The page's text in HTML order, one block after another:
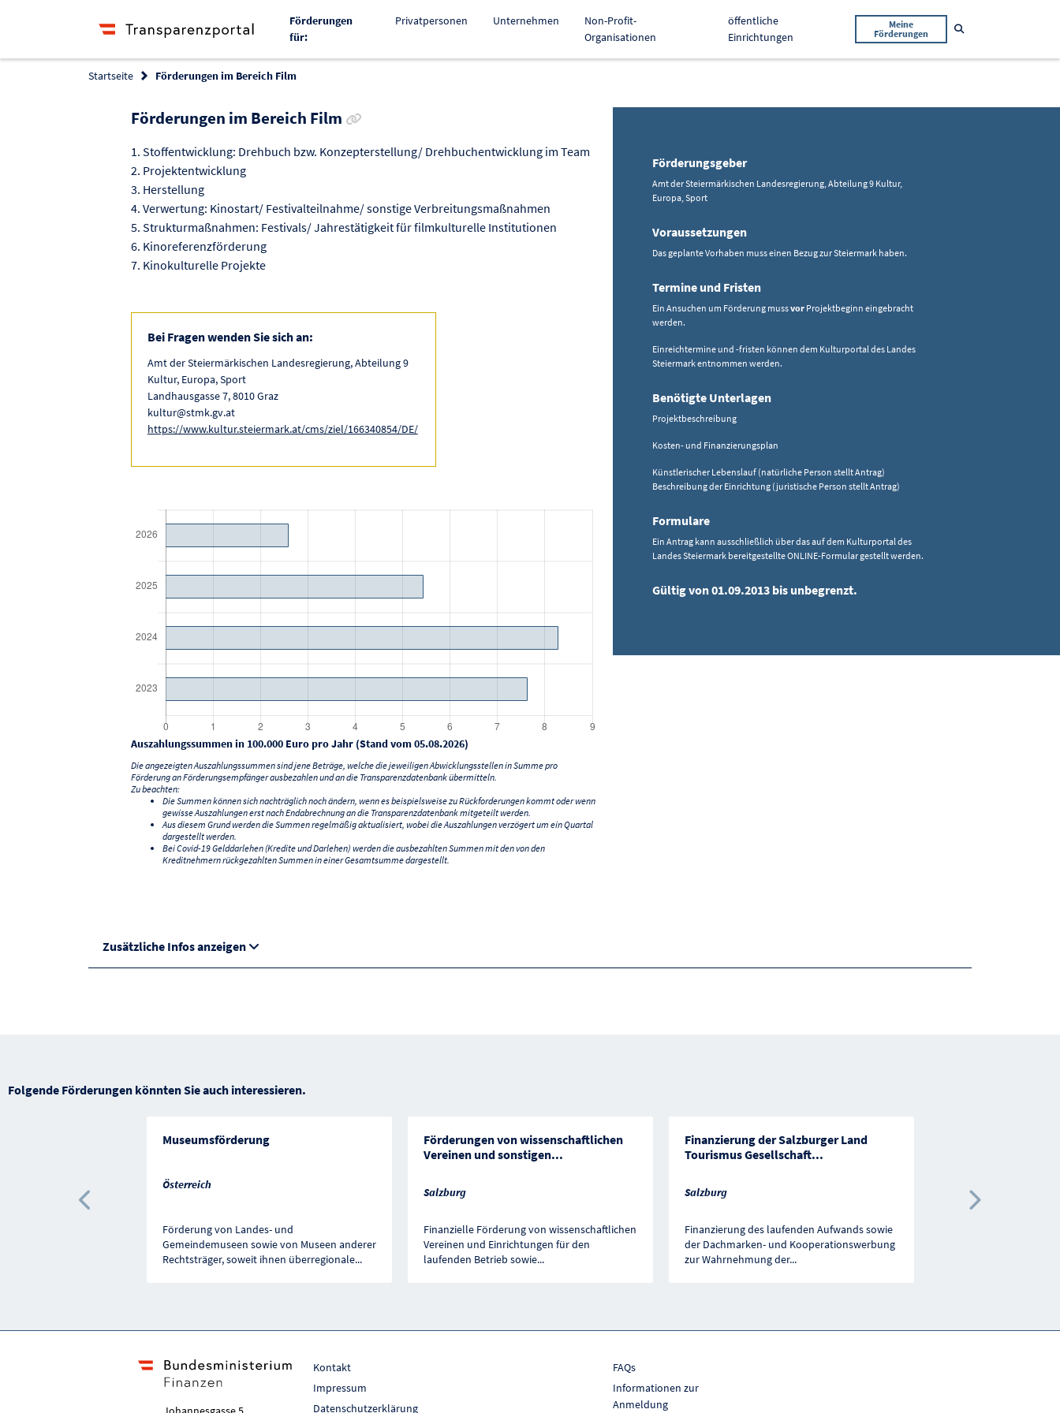
Förderungen
für:
Privatpersonen Unternehmen
Non-Profit-
Organisationen
öffentliche
Einrichtungen
Meine
Förderungen
Startseite Förderungen im Bereich Film
Förderungen im Bereich Film Link zur Förderung kopieren
1. Stoffentwicklung: Drehbuch bzw. Konzepterstellung/ Drehbuchentwicklung im Team
2. Projektentwicklung
3. Herstellung
4. Verwertung: Kinostart/ Festivalteilnahme/ sonstige Verbreitungsmaßnahmen
5. Strukturmaßnahmen: Festivals/ Jahrestätigkeit für filmkulturelle Institutionen
6. Kinoreferenzförderung
7. Kinokulturelle Projekte
Bei Fragen wenden Sie sich an:
Amt der Steiermärkischen Landesregierung, Abteilung 9
Kultur, Europa, Sport
Landhausgasse 7, 8010 Graz
kultur@stmk.gv.at
https://www.kultur.steiermark.at/cms/ziel/166340854/DE/
Auszahlungssummen in 100.000 Euro pro Jahr (Stand vom 05.08.2026)
Die angezeigten Auszahlungssummen sind jene Beträge, welche die jeweiligen Abwicklungsstellen in Summe pro
Förderung an Förderungsempfänger ausbezahlen und an die Transparenzdatenbank übermitteln.
Zu beachten:
Die Summen können sich nachträglich noch ändern, wenn es beispielsweise zu Rückforderungen kommt oder wenn
gewisse Auszahlungen erst nach Endabrechnung an die Transparenzdatenbank mitgeteilt werden.
Aus diesem Grund werden die Summen regelmäßig aktualisiert, wobei die Auszahlungen verzögert um ein Quartal
dargestellt werden.
Bei Covid-19 Gelddarlehen (Kredite und Darlehen) werden die ausbezahlten Summen mit den von den
Kreditnehmern rückgezahlten Summen in einer Gesamtsumme dargestellt.
Förderungsgeber
Amt der Steiermärkischen Landesregierung, Abteilung 9 Kultur,
Europa, Sport
Voraussetzungen
Das geplante Vorhaben muss einen Bezug zur Steiermark haben.
Termine und Fristen
Ein Ansuchen um Förderung mussvor Projektbeginn eingebracht
werden.
Einreichtermine und -fristen können dem Kulturportal des Landes
Steiermark entnommen werden.
Benötigte Unterlagen
Projektbeschreibung
Kosten- und Finanzierungsplan
Künstlerischer Lebenslauf (natürliche Person stellt Antrag)
Beschreibung der Einrichtung (juristische Person stellt Antrag)
Formulare
Ein Antrag kann ausschließlich über das auf dem Kulturportal des
Landes Steiermark bereitgestellte ONLINE-Formular gestellt werden.
Gültig von 01.09.2013 bis unbegrenzt.
Zusätzliche Infos anzeigen
Folgende Förderungen könnten Sie auch interessieren.
Museumsförderung
Österreich
Förderung von Landes- und
Gemeindemuseen sowie von Museen anderer
Rechtsträger, soweit ihnen überregionale...
Förderungen von wissenschaftlichen
Vereinen und sonstigen...
Salzburg
Finanzielle Förderung von wissenschaftlichen
Vereinen und Einrichtungen für den
laufenden Betrieb sowie...
Finanzierung der Salzburger Land
Tourismus Gesellschaft...
Salzburg
Finanzierung des laufenden Aufwands sowie
der Dachmarken- und Kooperationswerbung
zur Wahrnehmung der...
Kärnten
Vorherige Förderung Nächste
Kontakt
Impressum
Datenschutzerklärung
FAQs
Informationen zur
Anmeldung